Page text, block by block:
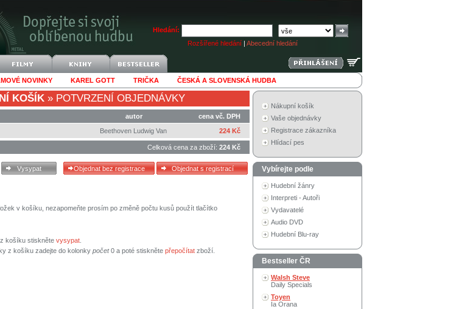
Hledání:
Rozšířené hledání | Abecední hledání
NOVINKY KAREL GOTT TRIČKA ČESKÁ A SLOVENSKÁ HUDBA
KOŠÍK » POTVRZENÍ OBJEDNÁVKY
autor
cena vč. DPH
Beethoven Ludwig Van 224 Kč
Celková cena za zboží: 224 Kč
v košíku, nezapomeňte prosím po změně počtu kusů použít tlačítko
košíku stiskněte vysypat
z košíku zadejte do kolonky počet0 a poté stiskněte přepočítat zboží.
Nákupní košík
Vaše objednávky
Registrace zákazníka
Hlídací pes
Vybírejte podle
Hudební žánry
Interpreti - Autoři
Vydavatelé
Audio DVD
Hudební Blu-ray
Bestseller ČR
Walsh Steve
Daily Specials
Toyen
Ia Orana